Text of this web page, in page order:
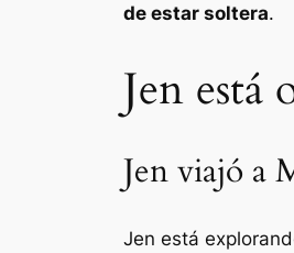
de estar soltera.
Jen está
Jen viajó a
Jen está